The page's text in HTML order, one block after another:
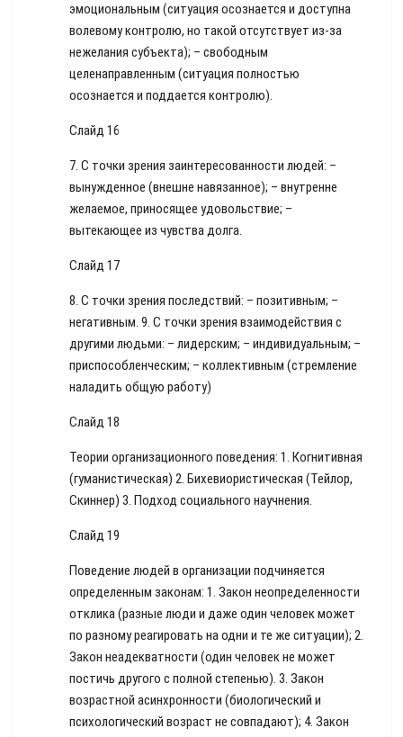
эмоциональным (ситуация осознается и доступна
волевому контролю, но такой отсутствует из-за
нежелания субъекта); – свободным
целенаправленным (ситуация полностью
осознается и поддается контролю).
Слайд 16
7. С точки зрения заинтересованности людей: –
вынужденное (внешне навязанное); – внутренне
желаемое, приносящее удовольствие; –
вытекающее из чувства долга.
Слайд 17
8. С точки зрения последствий: – позитивным; –
негативным. 9. С точки зрения взаимодействия с
другими людьми: – лидерским; – индивидуальным; –
приспособленческим; – коллективным (стремление
наладить общую работу)
Слайд 18
Теории организационного поведения: 1. Когнитивная
(гуманистическая) 2. Бихевиористическая (Тейлор,
Скиннер) 3. Подход социального научнения.
Слайд 19
Поведение людей в организации подчиняется
определенным законам: 1. Закон неопределенности
отклика (разные люди и даже один человек может
по разному реагировать на одни и те же ситуации); 2.
Закон неадекватности (один человек не может
постичь другого с полной степенью). 3. Закон
возрастной асинхронности (биологический и
психологический возраст не совпадают); 4. Закон